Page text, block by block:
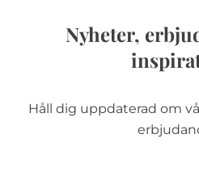
Nyheter,
Håll dig uppdaterad om